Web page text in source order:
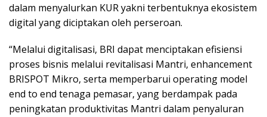
dalam menyalurkan KUR yakni terbentuknya ekosistem
digital yang diciptakan oleh perseroan.
“Melalui digitalisasi, BRI dapat menciptakan efisiensi
proses bisnis melalui revitalisasi Mantri, enhancement
BRISPOT Mikro, serta memperbarui operating model
end to end tenaga pemasar, yang berdampak pada
peningkatan produktivitas Mantri dalam penyaluran